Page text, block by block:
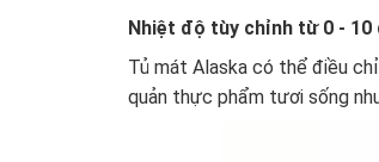
Nhiệt độ tùy chỉnh từ 0 - 10
Tủ mát Alaska có thể điều
quản thực phẩm tươi sống